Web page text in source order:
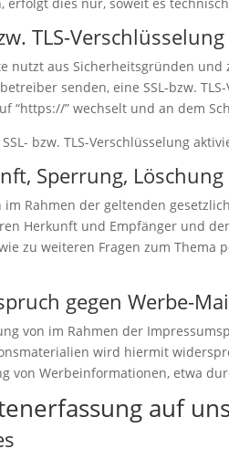
TLS-Verschlüsselung
nutzt aus Sicherheitsgründen
senden, eine SSL-bzw.
“https://” wechselt und an dem
bzw. TLS-Verschlüsselung
Sperrung, Löschung
im Rahmen der geltenden
Herkunft und Empfänger und
zu weiteren Fragen zum Thema
gegen Werbe-
von im Rahmen der
wird hiermit
von Werbeinformationen, etwa
auf